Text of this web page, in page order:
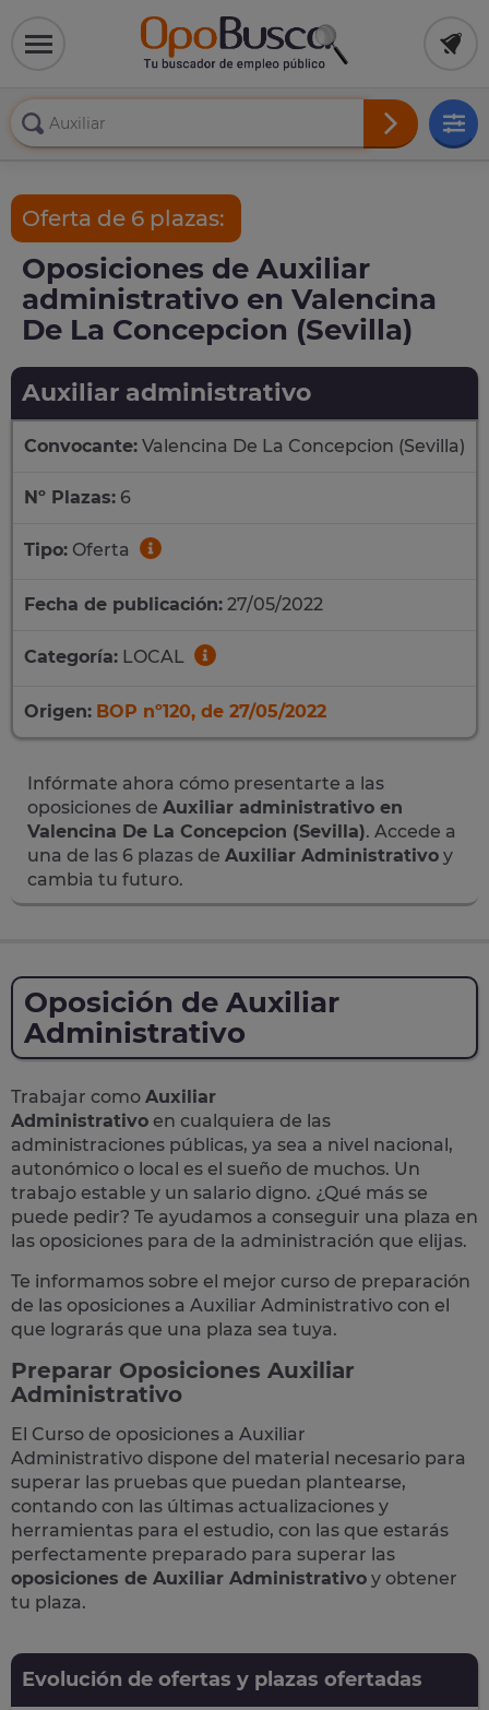
Oferta de 6 plazas:
Oposiciones de Auxiliar
administrativo en Valencina
De La Concepcion (Sevilla)
Auxiliar administrativo
Convocante: Valencina De La Concepcion (Sevilla)
Nº Plazas: 6
Tipo: Oferta
Fecha de publicación: 27/05/2022
Categoría: LOCAL
Origen: BOP nº120, de 27/05/2022
Infórmate ahora cómo presentarte a las
oposiciones de Auxiliar administrativo en
Valencina De La Concepcion (Sevilla). Accede a
una de las 6 plazas de Auxiliar Administrativo y
cambia tu futuro.
Oposición de Auxiliar
Administrativo
Trabajar como Auxiliar
Administrativo en cualquiera de las
administraciones públicas, ya sea a nivel nacional,
autonómico o local es el sueño de muchos. Un
trabajo estable y un salario digno. ¿Qué más se
puede pedir? Te ayudamos a conseguir una plaza en
las oposiciones para de la administración que elijas.
Te informamos sobre el mejor curso de preparación
de las oposiciones a Auxiliar Administrativo con el
que lograrás que una plaza sea tuya.
Preparar Oposiciones Auxiliar
Administrativo
El Curso de oposiciones a Auxiliar
Administrativo dispone del material necesario para
superar las pruebas que puedan plantearse,
contando con las últimas actualizaciones y
herramientas para el estudio, con las que estarás
perfectamente preparado para superar las
oposiciones de Auxiliar Administrativo y obtener
tu plaza.
Evolución de ofertas y plazas ofertadas